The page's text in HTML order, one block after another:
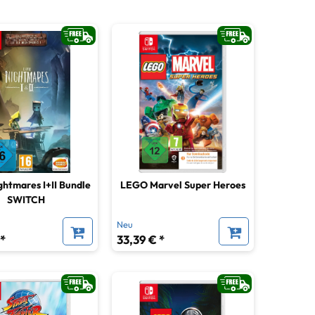
I+II Bundle
SWITCH
LEGO Marvel Super Heroes
Neu
33,39 € *